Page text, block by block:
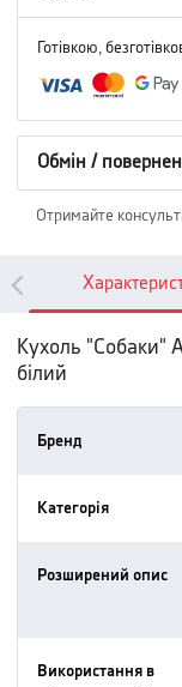
Готівкою,
Обмін /
Отримайте
Кухоль "Собаки"
білий
Бренд
Категорія
Розширений опис
Використання в